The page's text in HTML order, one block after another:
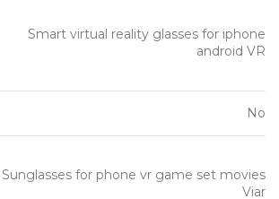
Smart virtual reality glasses for iphone
android VR
No
Sunglasses for phone vr game set movies
Viar